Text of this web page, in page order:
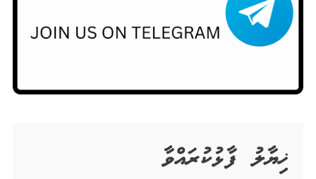
ޚިޔާލު ފާޅުކުރައްވާ